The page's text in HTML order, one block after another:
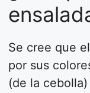
Se cree que
por sus
(de la